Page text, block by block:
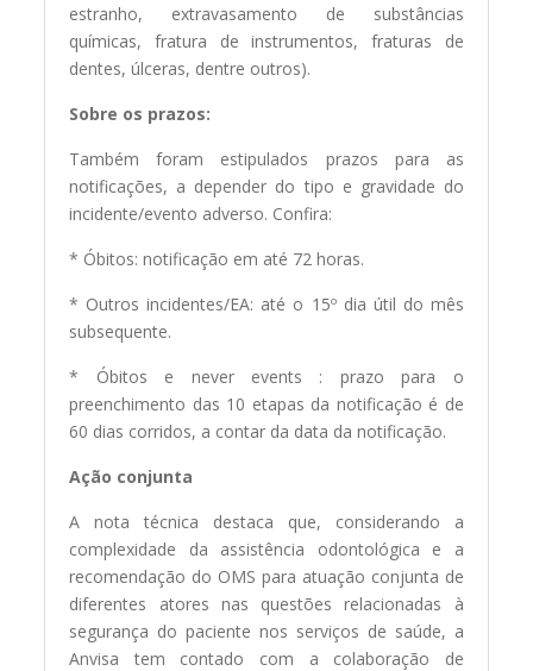
estranho, extravasamento de substâncias
químicas, fratura de instrumentos, fraturas de
dentes, úlceras, dentre outros).
Sobre os prazos:
Também foram estipulados prazos para as
notificações, a depender do tipo e gravidade do
incidente/evento adverso. Confira:
* Óbitos: notificação em até 72 horas.
* Outros incidentes/EA: até o 15º dia útil do mês
subsequente.
* Óbitos e never events : prazo para o
preenchimento das 10 etapas da notificação é de
60 dias corridos, a contar da data da notificação.
Ação conjunta
A nota técnica destaca que, considerando a
complexidade da assistência odontológica e a
recomendação do OMS para atuação conjunta de
diferentes atores nas questões relacionadas à
segurança do paciente nos serviços de saúde, a
Anvisa tem contado com a colaboração de